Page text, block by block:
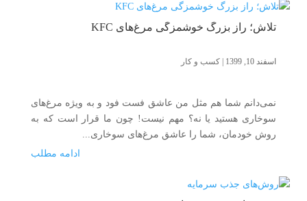
تلاش؛ راز بزرگ خوشمزگی مرغ‌های KFC
اسفند 10, 1399 کسب و کار
نمی‌دانم شما هم مثل من عاشق فست فود و به ویژه مرغ‌های
سوخاری هستید یا نه؟ مهم نیست! چون ما قرار است که به
روش خودمان، شما را عاشق مرغ‌های سوخاری...
ادامه مطلب